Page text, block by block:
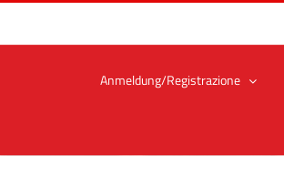
Anmeldung/Registrazione